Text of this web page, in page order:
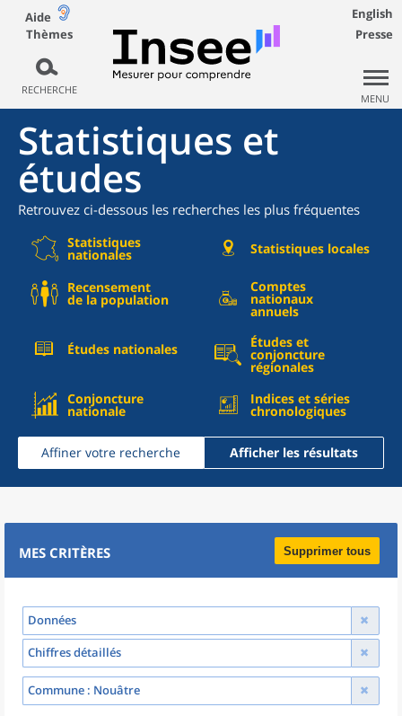
Aide
Thèmes
RECHERCHE
English
Presse
MENU
Statistiques et
études
Retrouvez ci-dessous les recherches les plus fréquentes
Statistiques
nationales Statistiques locales
Recensement
de la population
Comptes
nationaux
annuels
Études nationales Études et
conjoncture
régionales
Conjoncture
nationale
Indices et séries
chronologiques
Affiner votre recherche Afficher les résultats
MES CRITÈRES Supprimer tous
Données
Chiffres détaillés
Commune : Nouâtre